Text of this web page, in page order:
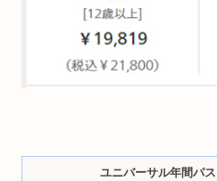
ユニバーサル年間パ